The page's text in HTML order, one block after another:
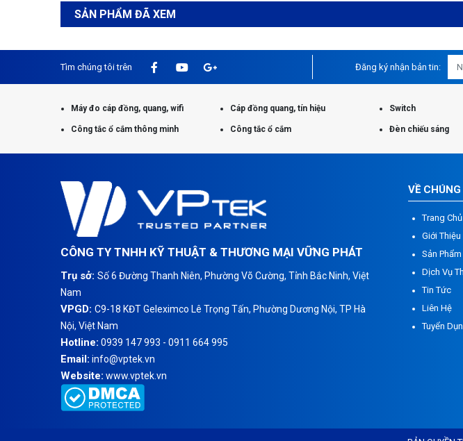
SẢN PHẨM ĐÃ XEM
Tìm chúng tôi trên Đăng ký nhận bản tin:
Máy đo cáp đồng, quang, wifi Cáp đồng quang, tín hiệu Switch
Công tắc ổ cắm thông minh Công tắc ổ cắm Đèn chiếu sáng
CÔNG TY TNHH KỸ THUẬT & THƯƠNG MẠI VỮNG PHÁT
Trụ sở: Số 6 Đường Thanh Niên, Phường Võ Cường, Tỉnh Bắc Ninh, Việt
Nam
VPGD: C9-18 KĐT Geleximco Lê Trọng Tấn, Phường Dương Nội, TP Hà
Nội, Việt Nam
Hotline: 0939 147 993 - 0911 664 995
Email: info@vptek.vn
Website: www.vptek.vn
VỀ
Trang Chủ
Giới Thiệu
Sản Phẩm
Dịch Vụ
Tin Tức
Liên Hệ
Tuyển